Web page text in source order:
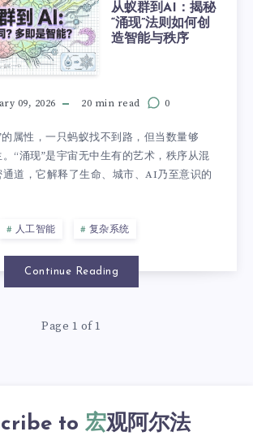
从蚁群到AI：揭秘
“涌现”法则如何创
造智能与秩序
09, 2026 20 min read 0
属性，一只蚂蚁找不到路，但当数量够
“涌现”是宇宙无中生有的艺术，秩序从混
道，它解释了生命、城市、AI乃至意识的
人工智能 复杂系统
Continue Reading
Page 1 of 1
to 宏观阿尔法